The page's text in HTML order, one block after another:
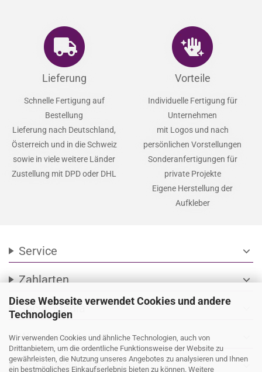
Diese Webseite verwendet Cookies und andere
Technologien
Wir verwenden Cookies und ähnliche Technologien, auch von
Drittanbietern, um die ordentliche Funktionsweise der Website zu
gewährleisten, die Nutzung unseres Angebotes zu analysieren und Ihnen
ein bestmögliches Einkaufserlebnis bieten zu können. Weitere
Lieferung
Schnelle Fertigung auf
Bestellung
Lieferung nach Deutschland,
Österreich und in die Schweiz
sowie in viele weitere Länder
Zustellung mit DPD oder DHL
Vorteile
Individuelle Fertigung für
Unternehmen
mit Logos und nach
persönlichen Vorstellungen
Sonderanfertigungen für
private Projekte
Eigene Herstellung der
Aufkleber
Service expand_more
Zahlarten expand_more
Social Media
Wir versenden mit
Ihre persönliche Seite expand_more